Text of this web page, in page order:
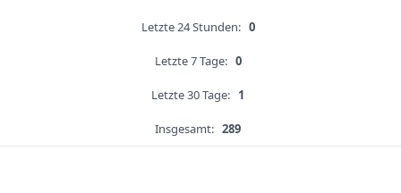
Letzte 24 Stunden: 0
Letzte 7 Tage: 0
Letzte 30 Tage: 1
Insgesamt: 289